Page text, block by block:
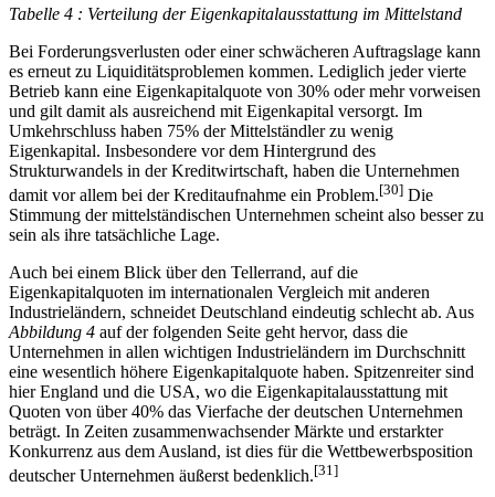
Tabelle 4 : Verteilung der Eigenkapitalausstattung im Mittelstand
Bei Forderungsverlusten oder einer schwächeren Auftragslage kann
es erneut zu Liquiditätsproblemen kommen. Lediglich jeder vierte
Betrieb kann eine Eigenkapitalquote von 30% oder mehr vorweisen
und gilt damit als ausreichend mit Eigenkapital versorgt. Im
Umkehrschluss haben 75% der Mittelständler zu wenig
Eigenkapital. Insbesondere vor dem Hintergrund des
Strukturwandels in der Kreditwirtschaft, haben die Unternehmen
damit vor allem bei der Kreditaufnahme ein Problem.[30] Die
Stimmung der mittelständischen Unternehmen scheint also besser zu
sein als ihre tatsächliche Lage.
Auch bei einem Blick über den Tellerrand, auf die
Eigenkapitalquoten im internationalen Vergleich mit anderen
Industrieländern, schneidet Deutschland eindeutig schlecht ab. Aus
Abbildung 4 auf der folgenden Seite geht hervor, dass die
Unternehmen in allen wichtigen Industrieländern im Durchschnitt
eine wesentlich höhere Eigenkapitalquote haben. Spitzenreiter sind
hier England und die USA, wo die Eigenkapitalausstattung mit
Quoten von über 40% das Vierfache der deutschen Unternehmen
beträgt. In Zeiten zusammenwachsender Märkte und erstarkter
Konkurrenz aus dem Ausland, ist dies für die Wettbewerbsposition
deutscher Unternehmen äußerst bedenklich.[31]